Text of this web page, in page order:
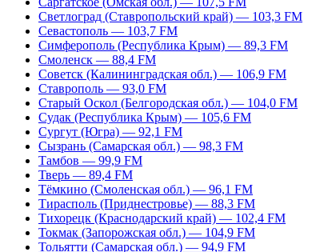
Светлоград (Ставропольский край) — 103,3 FM
Севастополь — 103,7 FM
Симферополь (Республика Крым) — 89,3 FM
Смоленск — 88,4 FM
Советск (Калининградская обл.) — 106,9 FM
Ставрополь — 93,0 FM
Старый Оскол (Белгородская обл.) — 104,0 FM
Судак (Республика Крым) — 105,6 FM
Сургут (Югра) — 92,1 FM
Сызрань (Самарская обл.) — 98,3 FM
Тамбов — 99,9 FM
Тверь — 89,4 FM
Тёмкино (Смоленская обл.) — 96,1 FM
Тирасполь (Приднестровье) — 88,3 FM
Тихорецк (Краснодарский край) — 102,4 FM
Токмак (Запорожская обл.) — 104,9 FM
Тольятти (Самарская обл.) — 94,9 FM